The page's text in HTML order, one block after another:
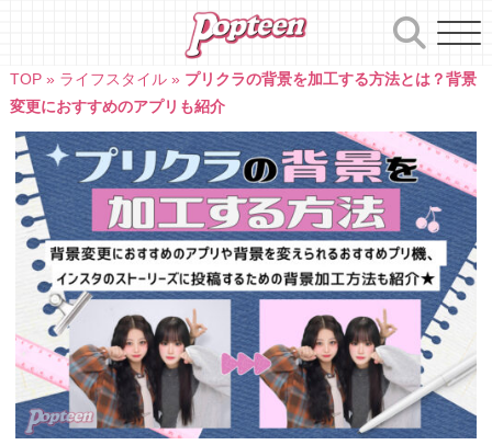
TOP» ライフスタイル» プリクラの背景を加工する方法とは？背景
変更におすすめのアプリも紹介